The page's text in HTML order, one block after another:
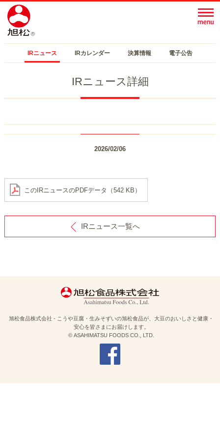
IRニュース IRカレンダー 決算情報 電子公告
IRニュース詳細
2026/02/06
このIRニュースのPDFデータ（542 KB）
IRニュース一覧へ
旭松食品株式会社 - こうや豆腐・生みそずいの旭松食品が、大豆のおいしさと健康・
安心を皆さまにお届けします。
© ASAHIMATSU FOODS CO., LTD.